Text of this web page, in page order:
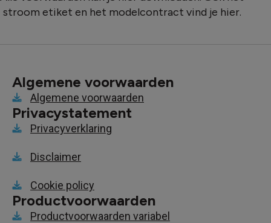
stroom etiket en het modelcontract vind je hier.
Algemene voorwaarden
Algemene voorwaarden
Privacystatement
Privacyverklaring
Disclaimer
Cookie policy
Productvoorwaarden
Productvoorwaarden variabel